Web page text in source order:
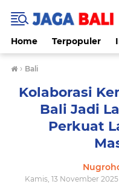
Home Terpopuler
› Bali
Kolaborasi
Bali Jadi
Perkuat
Kamis, 13 November